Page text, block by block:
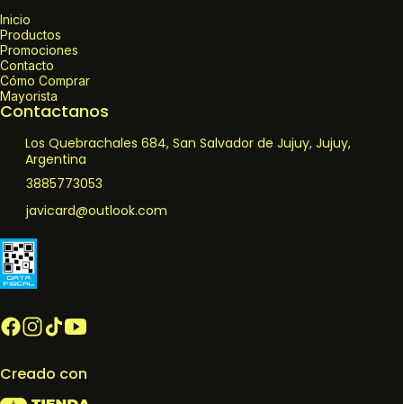
Inicio
Productos
Promociones
Contacto
Cómo Comprar
Mayorista
Contactanos
Los Quebrachales 684, San Salvador de Jujuy, Jujuy,
Argentina
3885773053
javicard@outlook.com
Creado con